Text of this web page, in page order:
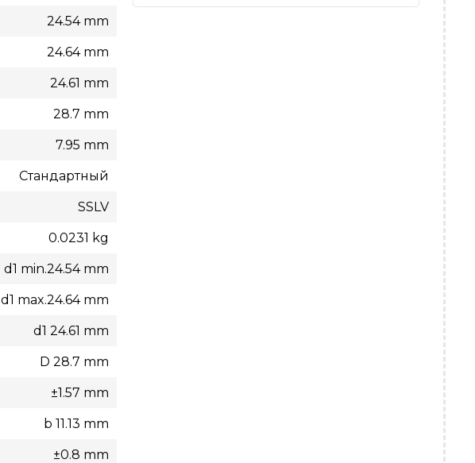
24.54 mm
24.64 mm
24.61 mm
28.7 mm
7.95 mm
Стандартный
SSLV
0.0231 kg
d1 min.24.54 mm
d1 max.24.64 mm
d1 24.61 mm
D 28.7 mm
±1.57 mm
b 11.13 mm
±0.8 mm